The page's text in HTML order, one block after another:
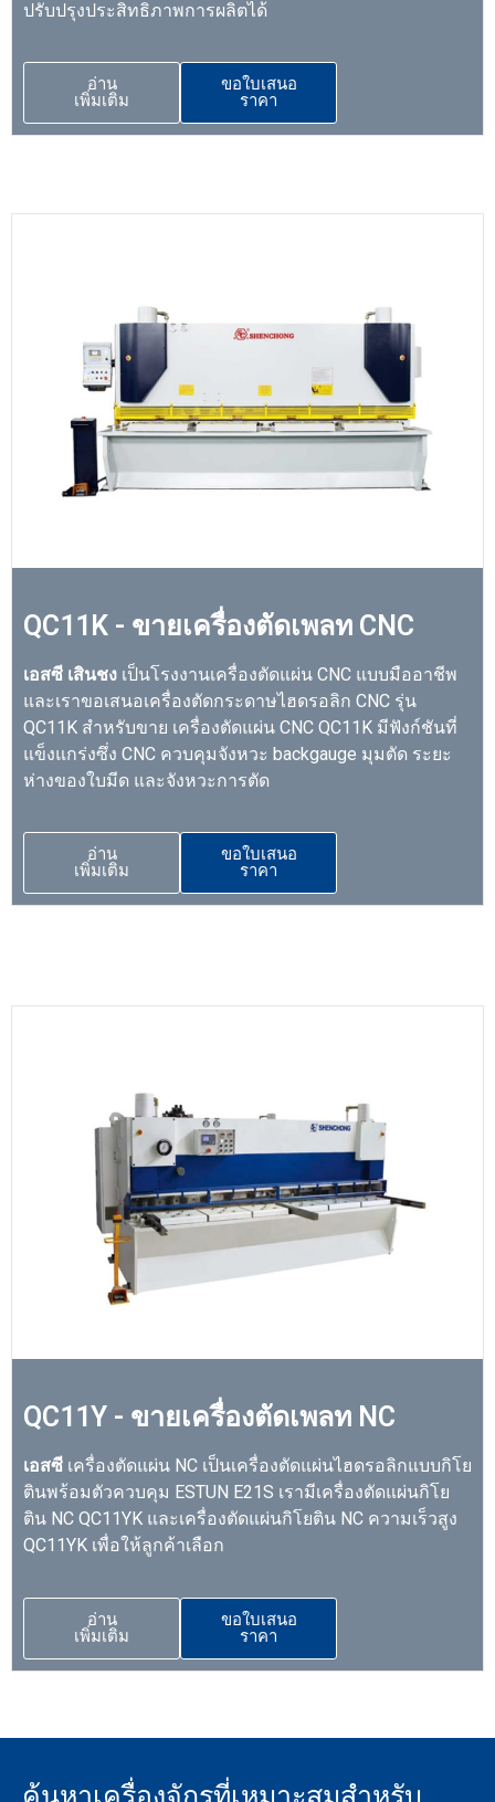
ปรับปรุงประสิทธิภาพการผลิตได้
อ่าน
เพิ่มเติม
ขอใบเสนอ
ราคา
QC11K - ขายเครื่องตัดเพลท CNC
เอสซี เสินชง เป็นโรงงานเครื่องตัดแผ่น CNC แบบมืออาชีพ
และเราขอเสนอเครื่องตัดกระดาษไฮดรอลิก CNC รุ่น
QC11K สำหรับขาย เครื่องตัดแผ่น CNC QC11K มีฟังก์ชันที่
แข็งแกร่งซึ่ง CNC ควบคุมจังหวะ backgauge มุมตัด ระยะ
ห่างของใบมีด และจังหวะการตัด
อ่าน
เพิ่มเติม
ขอใบเสนอ
ราคา
QC11Y - ขายเครื่องตัดเพลท NC
เอสซี เครื่องตัดแผ่น NC เป็นเครื่องตัดแผ่นไฮดรอลิกแบบกิโย
ตินพร้อมตัวควบคุม ESTUN E21S เรามีเครื่องตัดแผ่นกิโย
ติน NC QC11YK และเครื่องตัดแผ่นกิโยติน NC ความเร็วสูง
QC11YK เพื่อให้ลูกค้าเลือก
อ่าน
เพิ่มเติม
ขอใบเสนอ
ราคา